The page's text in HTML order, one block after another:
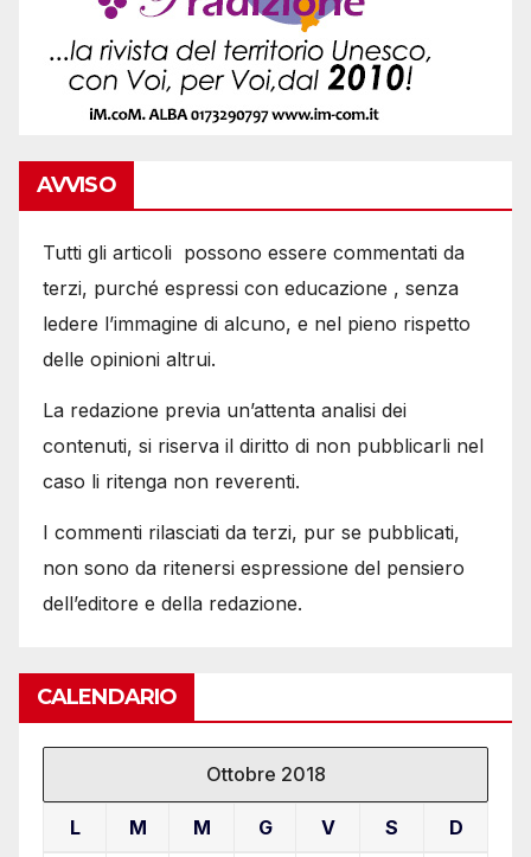
AVVISO
Tutti gli articoli possono essere commentati da
terzi, purché espressi con educazione , senza
ledere l’immagine di alcuno, e nel pieno rispetto
delle opinioni altrui.
La redazione previa un’attenta analisi dei
contenuti, si riserva il diritto di non pubblicarli nel
caso li ritenga non reverenti.
I commenti rilasciati da terzi, pur se pubblicati,
non sono da ritenersi espressione del pensiero
dell’editore e della redazione.
CALENDARIO
Ottobre 2018
L M M G V S D